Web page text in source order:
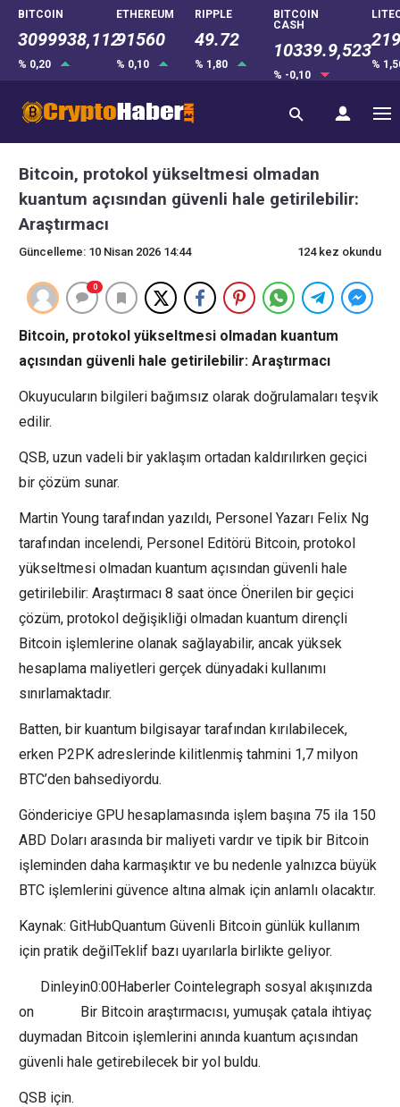
BITCOIN
3099938,112
% 0,20
ETHEREUM
91560
% 0,10
RIPPLE
49.72
% 1,80
BITCOIN
CASH
10339.9,523
% -0,10
%
Bitcoin, protokol yükseltmesi olmadan
kuantum açısından güvenli hale getirilebilir:
Araştırmacı
Güncelleme: 10 Nisan 2026 14:44 124 kez okundu
0
Bitcoin, protokol yükseltmesi olmadan kuantum
açısından güvenli hale getirilebilir: Araştırmacı
Okuyucuların bilgileri bağımsız olarak doğrulamaları teşvik
edilir.
QSB, uzun vadeli bir yaklaşım ortadan kaldırılırken geçici
bir çözüm sunar.
Martin Young tarafından yazıldı, Personel Yazarı Felix Ng
tarafından incelendi, Personel Editörü Bitcoin, protokol
yükseltmesi olmadan kuantum açısından güvenli hale
getirilebilir: Araştırmacı 8 saat önce Önerilen bir geçici
çözüm, protokol değişikliği olmadan kuantum dirençli
Bitcoin işlemlerine olanak sağlayabilir, ancak yüksek
hesaplama maliyetleri gerçek dünyadaki kullanımı
sınırlamaktadır.
Batten, bir kuantum bilgisayar tarafından kırılabilecek,
erken P2PK adreslerinde kilitlenmiş tahmini 1,7 milyon
BTC’den bahsediyordu.
Göndericiye GPU hesaplamasında işlem başına 75 ila 150
ABD Doları arasında bir maliyeti vardır ve tipik bir Bitcoin
işleminden daha karmaşıktır ve bu nedenle yalnızca büyük
BTC işlemlerini güvence altına almak için anlamlı olacaktır.
Kaynak: GitHubQuantum Güvenli Bitcoin günlük kullanım
için pratik değilTeklif bazı uyarılarla birlikte geliyor.
Dinleyin0:00Haberler Cointelegraph sosyal akışınızda
on Bir Bitcoin araştırmacısı, yumuşak çatala ihtiyaç
duymadan Bitcoin işlemlerini anında kuantum açısından
güvenli hale getirebilecek bir yol buldu.
QSB için.